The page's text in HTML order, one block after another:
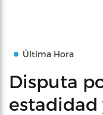
Última Hora
Disputa
estadidad